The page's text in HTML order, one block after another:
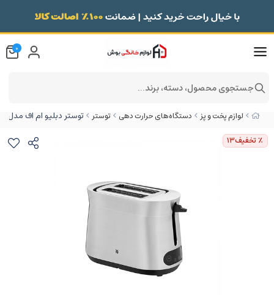
لوازم پخت و پز دستگاه‌های حرارت دهی توستر توستر دبلیو ام اف مدل Kineo
٪ تخفیف13
0
جستجوی محصول، دسته، برند...